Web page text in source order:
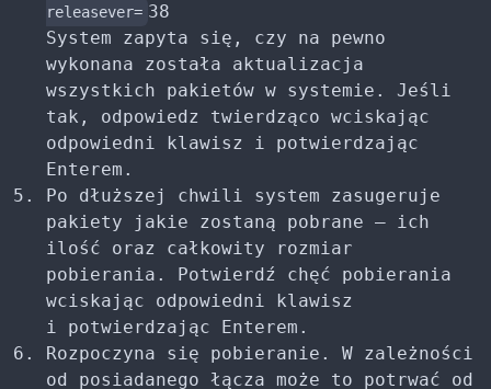
releasever= 38
System zapyta się, czy na pewno
wykonana została aktualizacja
wszystkich pakietów w systemie. Jeśli
tak, odpowiedz twierdząco wciskając
odpowiedni klawisz i potwierdzając
Enterem.
Po dłuższej chwili system zasugeruje
pakiety jakie zostaną pobrane – ich
ilość oraz całkowity rozmiar
pobierania. Potwierdź chęć pobierania
wciskając odpowiedni klawisz
i potwierdzając Enterem.
Rozpoczyna się pobieranie. W zależności
od posiadanego łącza może to potrwać od